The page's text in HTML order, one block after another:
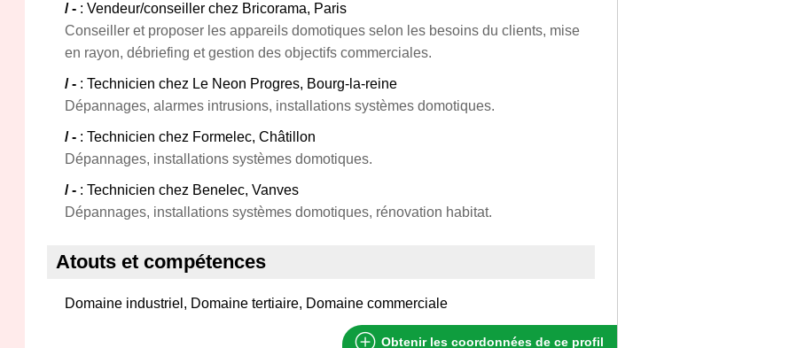
/ - : Vendeur/conseiller chez Bricorama, Paris
Conseiller et proposer les appareils domotiques selon les besoins du clients, mise
en rayon, débriefing et gestion des objectifs commerciales.
/ - : Technicien chez Le Neon Progres, Bourg-la-reine
Dépannages, alarmes intrusions, installations systèmes domotiques.
/ - : Technicien chez Formelec, Châtillon
Dépannages, installations systèmes domotiques.
/ - : Technicien chez Benelec, Vanves
Dépannages, installations systèmes domotiques, rénovation habitat.
Atouts et compétences
Domaine industriel, Domaine tertiaire, Domaine commerciale
Obtenir les coordonnées de ce profil